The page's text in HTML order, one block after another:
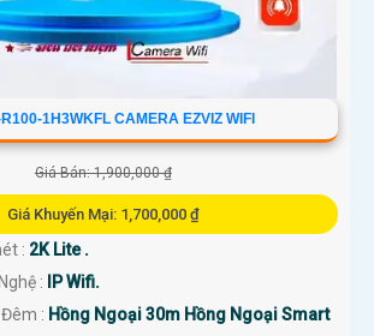
1H3WKFL CAMERA EZVIZ WIFI
Giá Bán: 1,900,000 ₫
Giá Khuyến Mại: 1,700,000 ₫
: 2K Lite .
:
IP Wifi.
: Hồng Ngoại 30m Hồng Ngoại Smart